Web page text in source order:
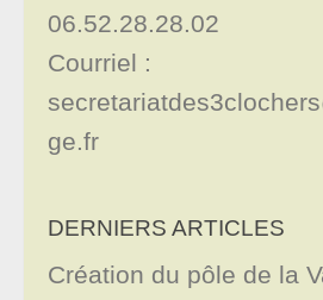
06.52.28.28.02
Courriel :
ge.fr
DERNIERS ARTICLES
Création du pôle de la